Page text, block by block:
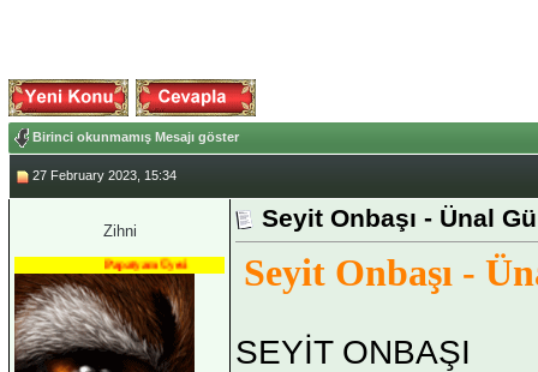
Birinci okunmamış Mesajı göster
27 February 2023, 15:34
Zihni
Papatyam Üyesi
Seyit Onbaşı - Ünal
Seyit Onbaşı -
SEYİT ONBAŞI